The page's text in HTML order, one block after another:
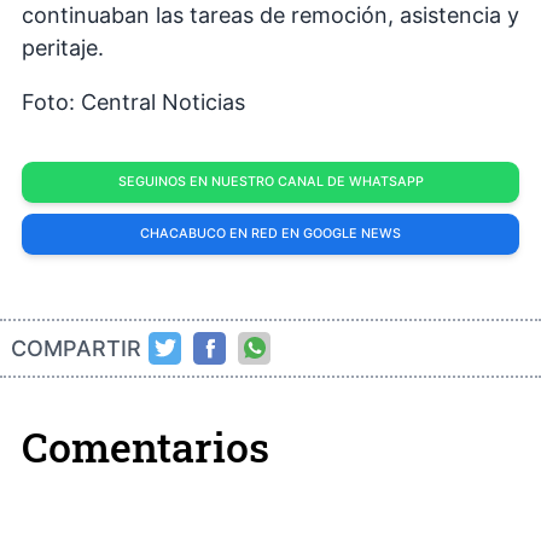
continuaban las tareas de remoción, asistencia y
peritaje.
Foto: Central Noticias
SEGUINOS EN NUESTRO CANAL DE WHATSAPP
CHACABUCO EN RED EN GOOGLE NEWS
COMPARTIR
Comentarios